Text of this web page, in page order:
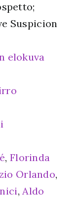
Suspicion
elokuva
, Florinda
Orlando,
,Aldo